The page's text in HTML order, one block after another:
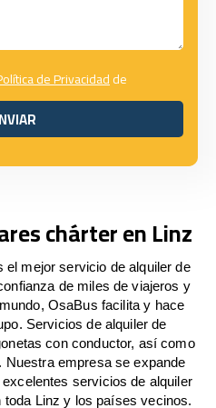
de Privacidadde
chárter en Linz
mejor servicio de alquiler de
de miles de viajeros y
OsaBus facilita y hace
Servicios de alquiler de
con conductor, así como
empresa se expande
servicios de alquiler
Linz y los países vecinos.